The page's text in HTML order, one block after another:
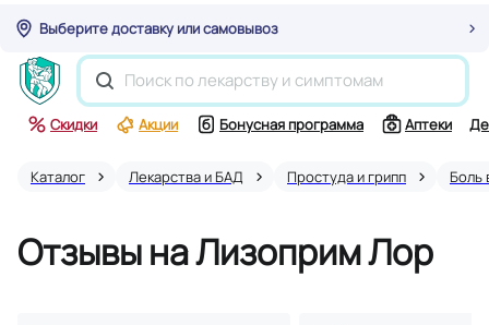
Выберите доставку или самовывоз
Скидки Акции Бонусная программа Аптеки
Каталог Лекарства и БАД Простуда и грипп Боль
Отзывы на Лизоприм Лор